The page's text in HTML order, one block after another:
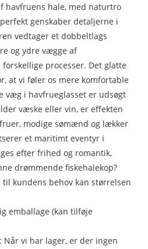
havfruens hale, med naturtro
genskaber detaljerne i
vedtager et dobbeltlags
og ydre vægge af
processer. Det glatte
at vi føler os mere komfortable
væg i havfrueglasset er udsøgt
væske eller vin, er effekten
modige sømænd og lækker
et maritimt eventyr i
efter frihed og romantik,
drømmende fiskehalekop?
kundens behov kan størrelsen
emballage (kan tilføje
vi har lager, er der ingen